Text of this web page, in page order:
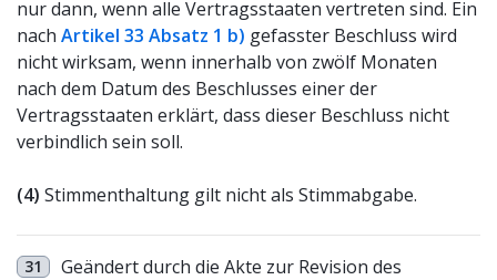
nur dann, wenn alle Vertragsstaaten vertreten sind. Ein
nach Artikel 33 Absatz 1 b) gefasster Beschluss wird
nicht wirksam, wenn innerhalb von zwölf Monaten
nach dem Datum des Beschlusses einer der
Vertragsstaaten erklärt, dass dieser Beschluss nicht
verbindlich sein soll.
(4) Stimmenthaltung gilt nicht als Stimmabgabe.
31
Geändert durch die Akte zur Revision des